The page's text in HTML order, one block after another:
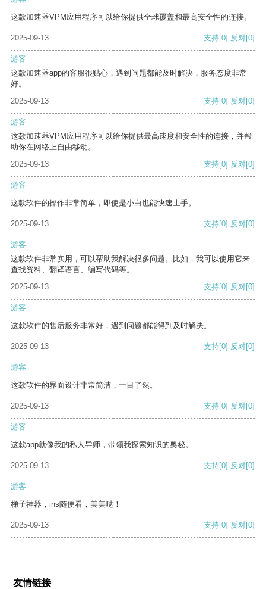
这款加速器VPM应用程序可以给你提供全球覆盖和最高安全性的连接。
2025-09-13 支持[0] 反对[0]
游客
这款加速器app的客服很贴心，遇到问题都能及时解决，服务态度非常
好。
2025-09-13
支持[0] 反对[0]
游客
这款加速器VPM应用程序可以给你提供最高速度和安全性的连接，并帮
助你在网络上自由移动。
2025-09-13
支持[0] 反对[0]
游客
这款软件的操作非常简单，即使是小白也能快速上手。
2025-09-13 支持[0] 反对[0]
游客
这款软件非常实用，可以帮助我解决很多问题。比如，我可以使用它来
查找资料、翻译语言、编写代码等。
2025-09-13
支持[0] 反对[0]
游客
这款软件的售后服务非常好，遇到问题都能得到及时解决。
2025-09-13 支持[0] 反对[0]
游客
这款软件的界面设计非常简洁，一目了然。
2025-09-13 支持[0] 反对[0]
游客
这款app就像我的私人导师，带领我探索知识的奥秘。
2025-09-13 支持[0] 反对[0]
游客
梯子神器，ins随便看，美美哒！
2025-09-13 支持[0] 反对[0]
友情链接